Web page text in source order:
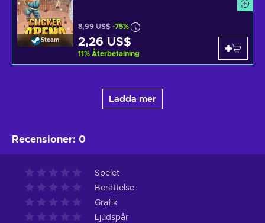
Steam
8,99 US$ -75%
2,26 US$
11% Återbetalning
Ladda mer
Recensioner: 0
Spelet
Berättelse
Grafik
Ljudspår